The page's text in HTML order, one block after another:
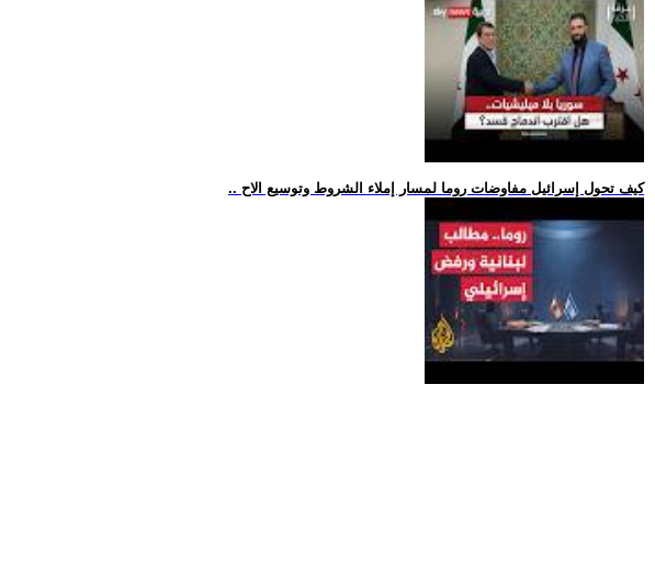
.. كيف تحول إسرائيل مفاوضات روما لمسار إملاء الشروط وتوسيع الاح